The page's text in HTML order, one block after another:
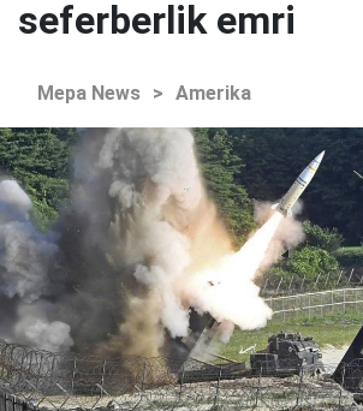
seferberlik emri
Mepa News > Amerika